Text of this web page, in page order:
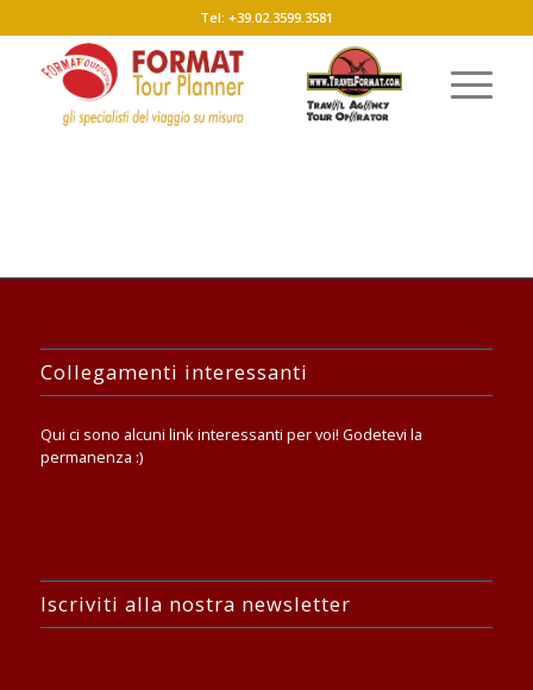
Tel: +39.02.3599.3581
Collegamenti interessanti
Qui ci sono alcuni link interessanti per voi! Godetevi la
permanenza :)
Iscriviti alla nostra newsletter